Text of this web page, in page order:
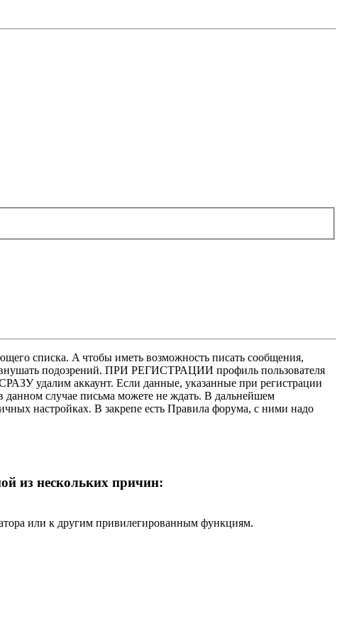
списка. A чтобы иметь возможность писать сообщения,
подозрений. ПРИ РЕГИСТРАЦИИ профиль пользователя
удалим аккаунт. Если данные, указанные при регистрации
случае письма можете не ждать. В дальнейшем
настройках. В закрепе есть Правила форума, с ними надо
из нескольких причин:
или к другим привилегированным функциям.